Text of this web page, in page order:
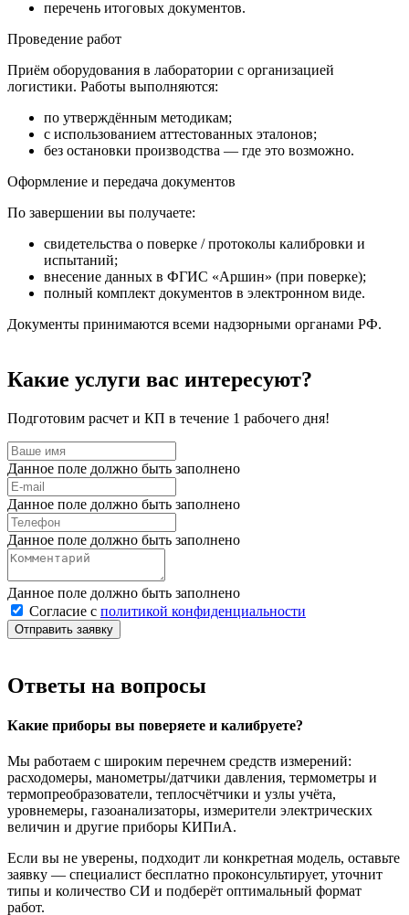
перечень итоговых документов.
Проведение работ
Приём оборудования в лаборатории с организацией
логистики. Работы выполняются:
по утверждённым методикам;
с использованием аттестованных эталонов;
без остановки производства — где это возможно.
Оформление и передача документов
По завершении вы получаете:
свидетельства о поверке / протоколы калибровки и
испытаний;
внесение данных в ФГИС «Аршин» (при поверке);
полный комплект документов в электронном виде.
Документы принимаются всеми надзорными органами РФ.
Какие услуги вас интересуют?
Подготовим расчет и КП в течение 1 рабочего дня!
Данное поле должно быть заполнено
Данное поле должно быть заполнено
Данное поле должно быть заполнено
Данное поле должно быть заполнено
Согласие с политикой конфиденциальности
Отправить заявку
Ответы на вопросы
Какие приборы вы поверяете и калибруете?
Мы работаем с широким перечнем средств измерений:
расходомеры, манометры/датчики давления, термометры и
термопреобразователи, теплосчётчики и узлы учёта,
уровнемеры, газоанализаторы, измерители электрических
величин и другие приборы КИПиА.
Если вы не уверены, подходит ли конкретная модель, оставьте
заявку — специалист бесплатно проконсультирует, уточнит
типы и количество СИ и подберёт оптимальный формат
работ.